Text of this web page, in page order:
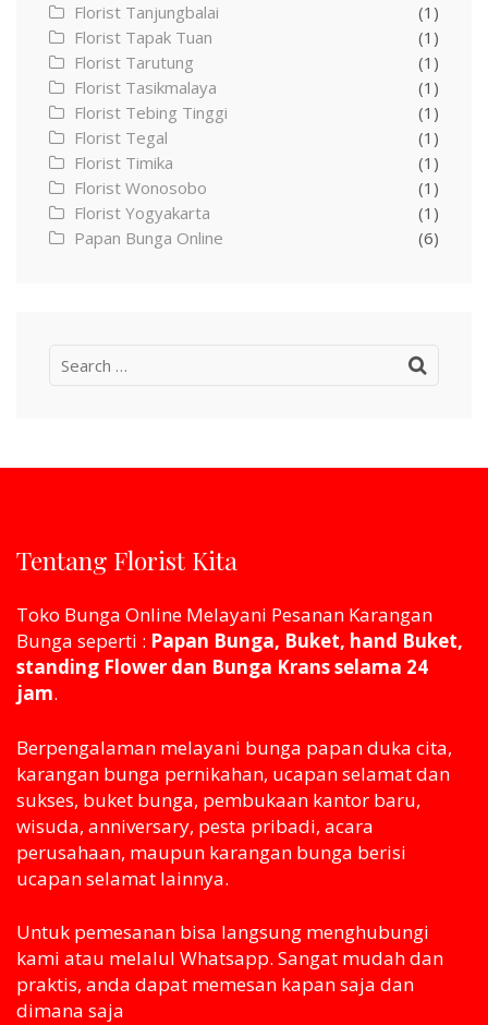
Florist Tanjungbalai
(1)
Florist Tapak Tuan
(1)
Florist Tarutung
(1)
Florist Tasikmalaya
(1)
Florist Tebing Tinggi
(1)
Florist Tegal
(1)
Florist Timika
(1)
Florist Wonosobo
(1)
Florist Yogyakarta
(1)
Papan Bunga Online
(6)
Search
Tentang Florist Kita
Toko Bunga Online Melayani Pesanan Karangan
Bunga seperti : Papan Bunga, Buket, hand Buket,
standing Flower dan Bunga Krans selama 24
jam.
Berpengalaman melayani bunga papan duka cita,
karangan bunga pernikahan, ucapan selamat dan
sukses, buket bunga, pembukaan kantor baru,
wisuda, anniversary, pesta pribadi, acara
perusahaan, maupun karangan bunga berisi
ucapan selamat lainnya.
Untuk pemesanan bisa langsung menghubungi
kami atau melaluI Whatsapp. Sangat mudah dan
praktis, anda dapat memesan kapan saja dan
dimana saja